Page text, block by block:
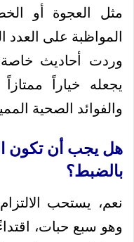
مثل العجوة أو
المواظبة على العدد
وردت أحاديث
يجعله خياراً
والفوائد الصحية
هل يجب أن تكون
بالضبط؟
نعم، يستحب
وهو سبع حبات،